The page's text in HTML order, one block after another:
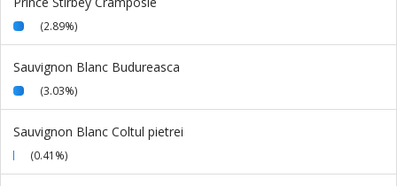
(2.89%)
Sauvignon Blanc Budureasca
(3.03%)
Sauvignon Blanc Coltul pietrei
(0.41%)